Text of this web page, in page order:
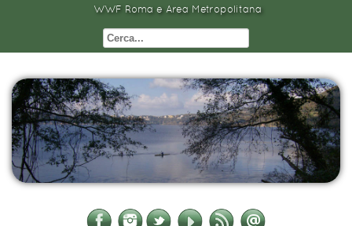
WWF Roma e Area Metropolitana